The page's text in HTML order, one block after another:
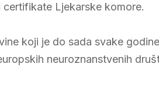
Ljekarske komore.
koji je do sada svake
neuroznanstvenih